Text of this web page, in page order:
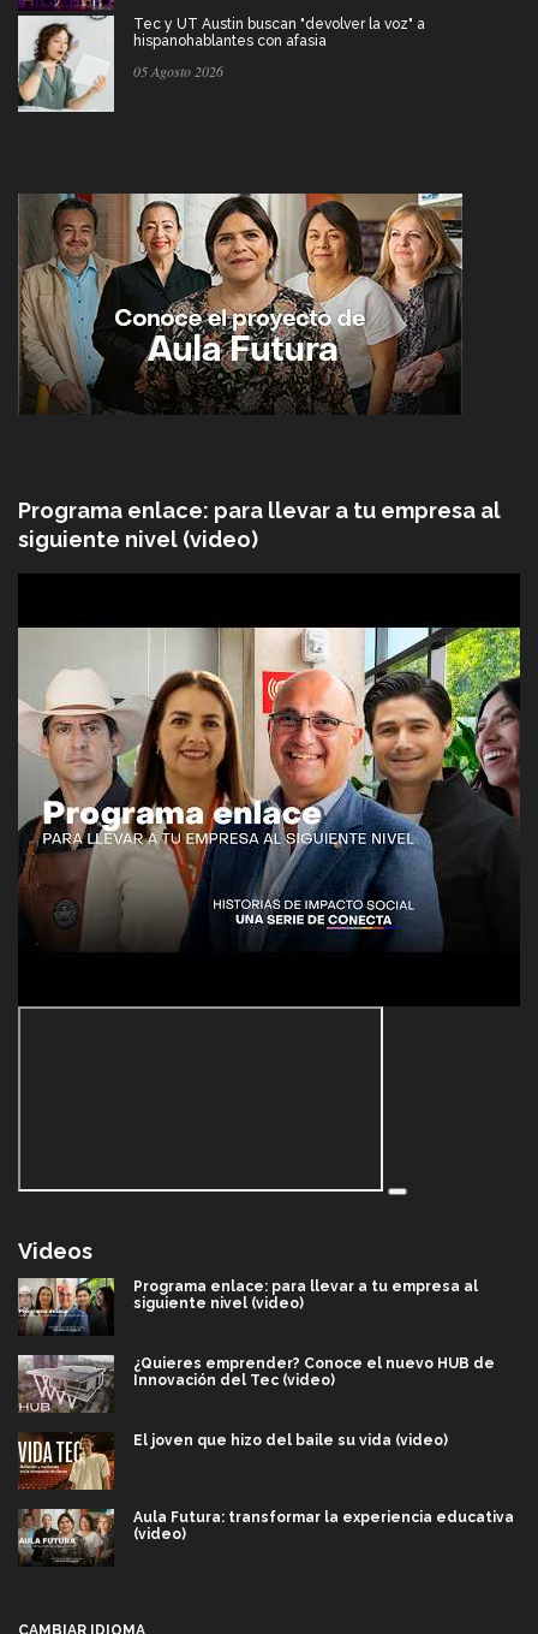
Tec y UT Austin buscan "devolver la voz" a
hispanohablantes con afasia
05 Agosto 2026
Programa enlace: para llevar a tu empresa al
siguiente nivel (video)
Videos
Programa enlace: para llevar a tu empresa al
siguiente nivel (video)
¿Quieres emprender? Conoce el nuevo HUB de
Innovación del Tec (video)
El joven que hizo del baile su vida (video)
Aula Futura: transformar la experiencia educativa
(video)